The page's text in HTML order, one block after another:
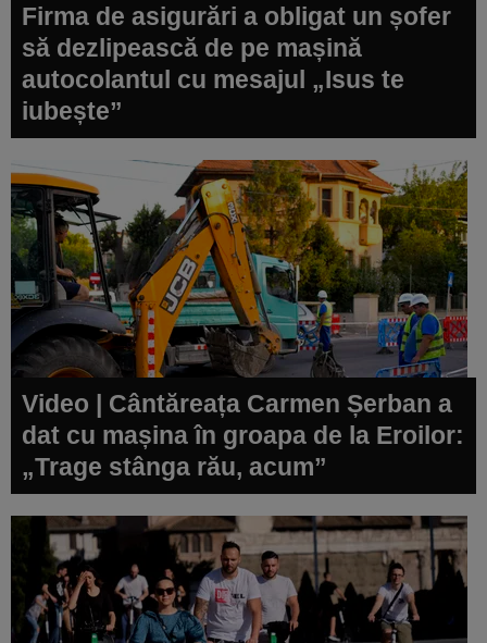
Firma de asigurări a obligat un șofer
să dezlipească de pe mașină
autocolantul cu mesajul „Isus te
iubește”
Video | Cântăreața Carmen Șerban a
dat cu mașina în groapa de la Eroilor:
„Trage stânga rău, acum”